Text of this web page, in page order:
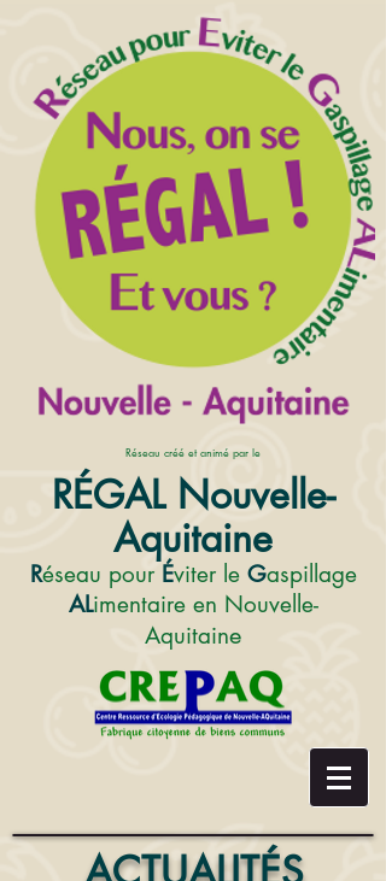
Réseau créé et animé par le
RÉGAL Nouvelle-
Aquitaine
Réseau pour Éviter le Gaspillage
ALimentaire en Nouvelle-
Aquitaine